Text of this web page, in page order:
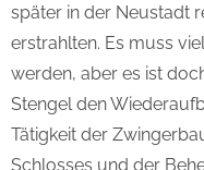
später in der Neustadt
erstrahlten. Es muss
werden, aber es ist
Stengel den
Tätigkeit der
Schlosses und der